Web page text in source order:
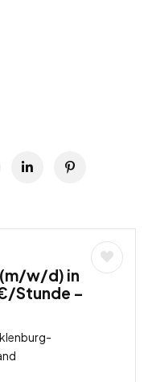
w/d) in
Stunde –